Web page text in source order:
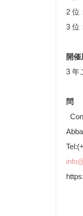
2 位
3 位
開催
3 年
問